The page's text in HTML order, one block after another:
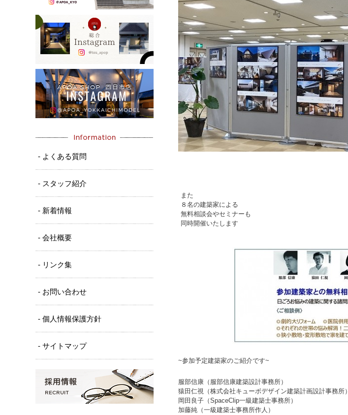
また
８名の建築家による
無料相談会やセミナーも
同時開催いたします
~参加予定建築家のご紹介です~
服部信康（服部信康建築設計事務所）
猿田仁視（株式会社キューボデザイン建築計画設計事務所）
岡田良子（SpaceClip一級建築士事務所）
加藤純（一級建築士事務所作人）
- よくある質問
- スタッフ紹介
- 新着情報
- 会社概要
- リンク集
- お問い合わせ
- 個人情報保護方針
- サイトマップ